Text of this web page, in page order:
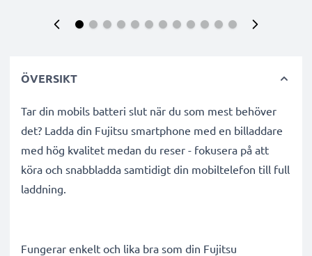
ÖVERSIKT
Tar din mobils batteri slut när du som mest behöver
det? Ladda din Fujitsu smartphone med en billaddare
med hög kvalitet medan du reser - fokusera på att
köra och snabbladda samtidigt din mobiltelefon till full
laddning.
Fungerar enkelt och lika bra som din Fujitsu